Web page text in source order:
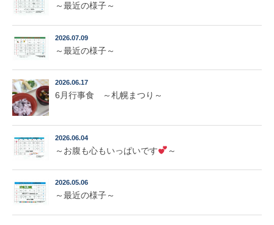
～最近の様子～
2026.07.09
～最近の様子～
2026.06.17
6月行事食 ～札幌まつり～
2026.06.04
～お腹も心もいっぱいです ～
2026.05.06
～最近の様子～